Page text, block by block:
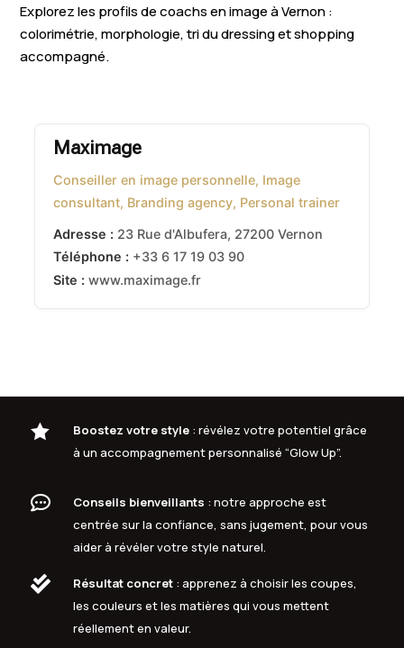
Explorez les profils de coachs en image à Vernon :
colorimétrie, morphologie, tri du dressing et shopping
accompagné.
Maximage
Conseiller en image personnelle, Image
consultant, Branding agency, Personal trainer
Adresse : 23 Rue d'Albufera, 27200 Vernon
Téléphone : +33 6 17 19 03 90
Site : www.maximage.fr
 Boostez votre style: révélez votre potentiel grâce
à un accompagnement personnalisé “Glow Up”.
 Conseils bienveillants : notre approche est
centrée sur la confiance, sans jugement, pour vous
aider à révéler votre style naturel.
 Résultat concret: apprenez à choisir les coupes,
les couleurs et les matières qui vous mettent
réellement en valeur.